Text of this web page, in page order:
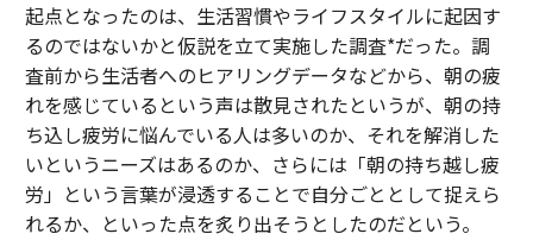
起点となったのは、生活習慣やライフスタイルに起因す
るのではないかと仮説を立て実施した調査*だった。調
査前から生活者へのヒアリングデータなどから、朝の疲
れを感じているという声は散見されたというが、朝の持
ち込し疲労に悩んでいる人は多いのか、それを解消した
いというニーズはあるのか、さらには「朝の持ち越し疲
労」という言葉が浸透することで自分ごととして捉えら
れるか、といった点を炙り出そうとしたのだという。